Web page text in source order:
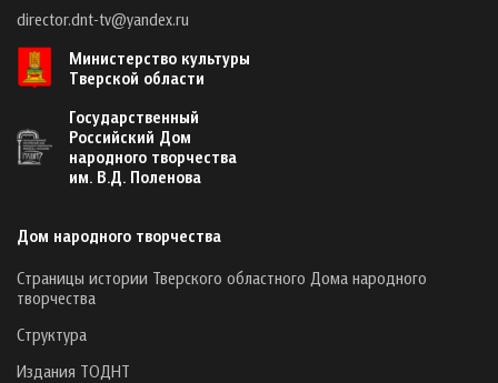
director.dnt-tv@yandex.ru
Министерство культуры
Тверской области
Государственный
Российский Дом
народного творчества
им. В.Д. Поленова
Дом народного творчества
Страницы истории Тверского областного Дома народного
творчества
Структура
Издания ТОДНТ